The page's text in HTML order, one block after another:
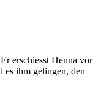
erschiesst Henna vor
ihm gelingen, den